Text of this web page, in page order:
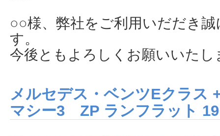
○○様、弊社をご利用いだだき
す。
今後ともよろしくお願いいたし
メルセデス・ベンツEクラス
マシー3 ZP ランフラット